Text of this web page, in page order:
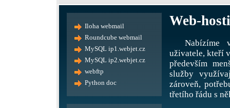
Web-
Nabízíme
uživatele, kteří
především
služby
zároveň,
třetího řádu s
Iloha webmail
Roundcube webmail
MySQL ip1.webjet.cz
MySQL ip2.webjet.cz
webftp
Python doc